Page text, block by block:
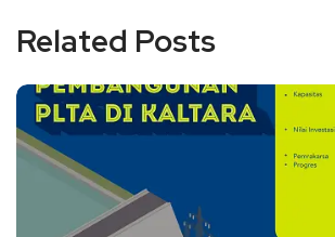
Related Posts